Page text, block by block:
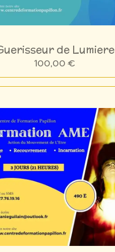
de Lumiere
100,00 €